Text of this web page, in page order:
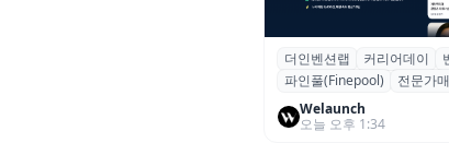
더인벤션랩·커리어데이,
가 매칭 플랫폼 ‘파인풀’
더인벤션랩 커리어데이
파인풀(Finepool)
전문가
Welaunch
오늘 오후 1:34